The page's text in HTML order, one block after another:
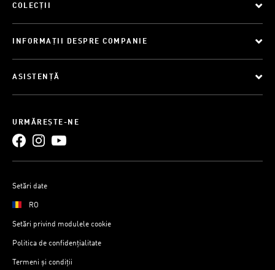
COLECȚII
INFORMAȚII DESPRE COMPANIE
ASISTENȚĂ
URMĂREȘTE-NE
Setări date
RO
Setări privind modulele cookie
Politica de confidențialitate
Termeni și condiții